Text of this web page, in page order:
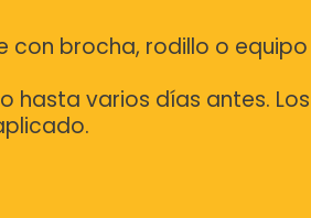
brocha, rodillo o equipo
varios días antes.